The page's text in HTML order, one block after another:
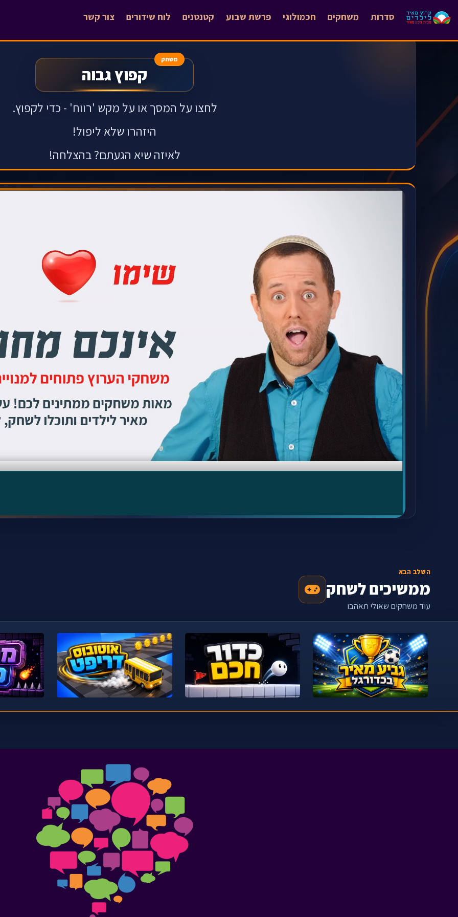
צור קשר לוח שידורים קטנטנים פרשת שבוע חכמולוגי משחקים סדרות
משחק
קפוץ גבוה
לחצו על המסך או על מקש 'רווח' - כדי לקפוץ.
היזהרו שלא ליפול!
לאיזה שיא הגעתם?בהצלחה!
השלב הבא
ממשיכים לשחק
עוד משחקים שאולי תאהבו
‹